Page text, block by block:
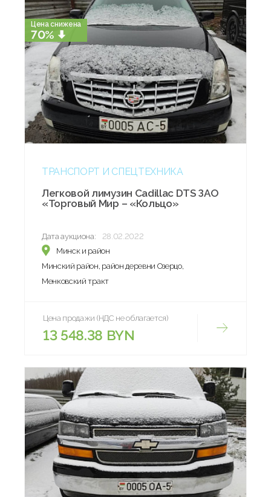
Цена снижена
70%
ТРАНСПОРТ И СПЕЦТЕХНИКА
Легковой лимузин Cadillac DTS ЗАО
«Торговый Мир – «Кольцо»
Дата аукциона:
28.02.2022
Минск и район
Минский район, район деревни Озерцо,
Менковский тракт
Цена продажи (НДС не облагается)
13 548.38 BYN